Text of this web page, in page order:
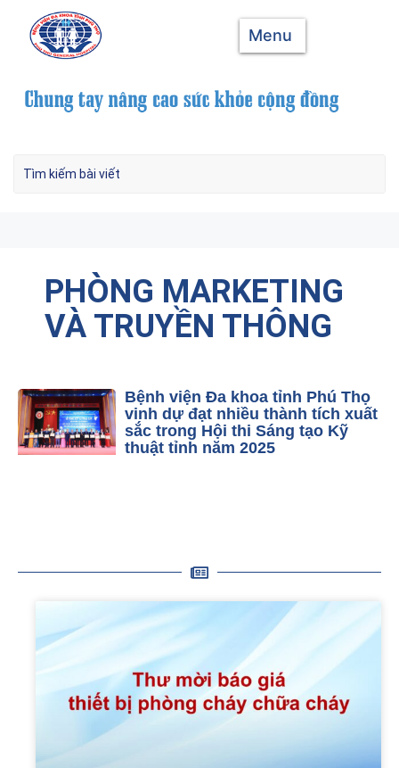
Menu
PHÒNG MARKETING
VÀ TRUYỀN THÔNG
Bệnh viện Đa khoa tỉnh Phú Thọ
vinh dự đạt nhiều thành tích xuất
sắc trong Hội thi Sáng tạo Kỹ
thuật tỉnh năm 2025